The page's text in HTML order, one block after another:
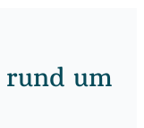
rund um